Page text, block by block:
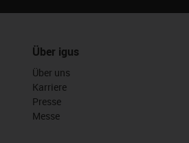
Über igus
Über uns
Karriere
Presse
Messe